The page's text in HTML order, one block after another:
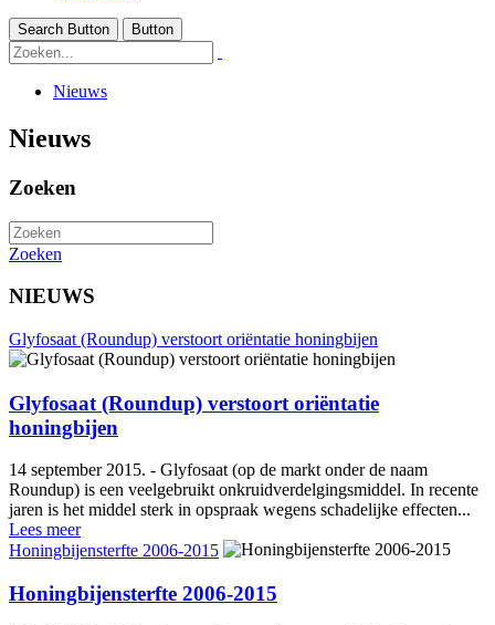
Search Button Button
Nieuws
Nieuws
Zoeken
Zoeken
NIEUWS
Glyfosaat (Roundup) verstoort oriëntatie honingbijen
Glyfosaat (Roundup) verstoort oriëntatie
honingbijen
14 september 2015. - Glyfosaat (op de markt onder de naam
Roundup) is een veelgebruikt onkruidverdelgingsmiddel. In recente
jaren is het middel sterk in opspraak wegens schadelijke effecten...
Lees meer
Honingbijensterfte 2006-2015
Honingbijensterfte 2006-2015